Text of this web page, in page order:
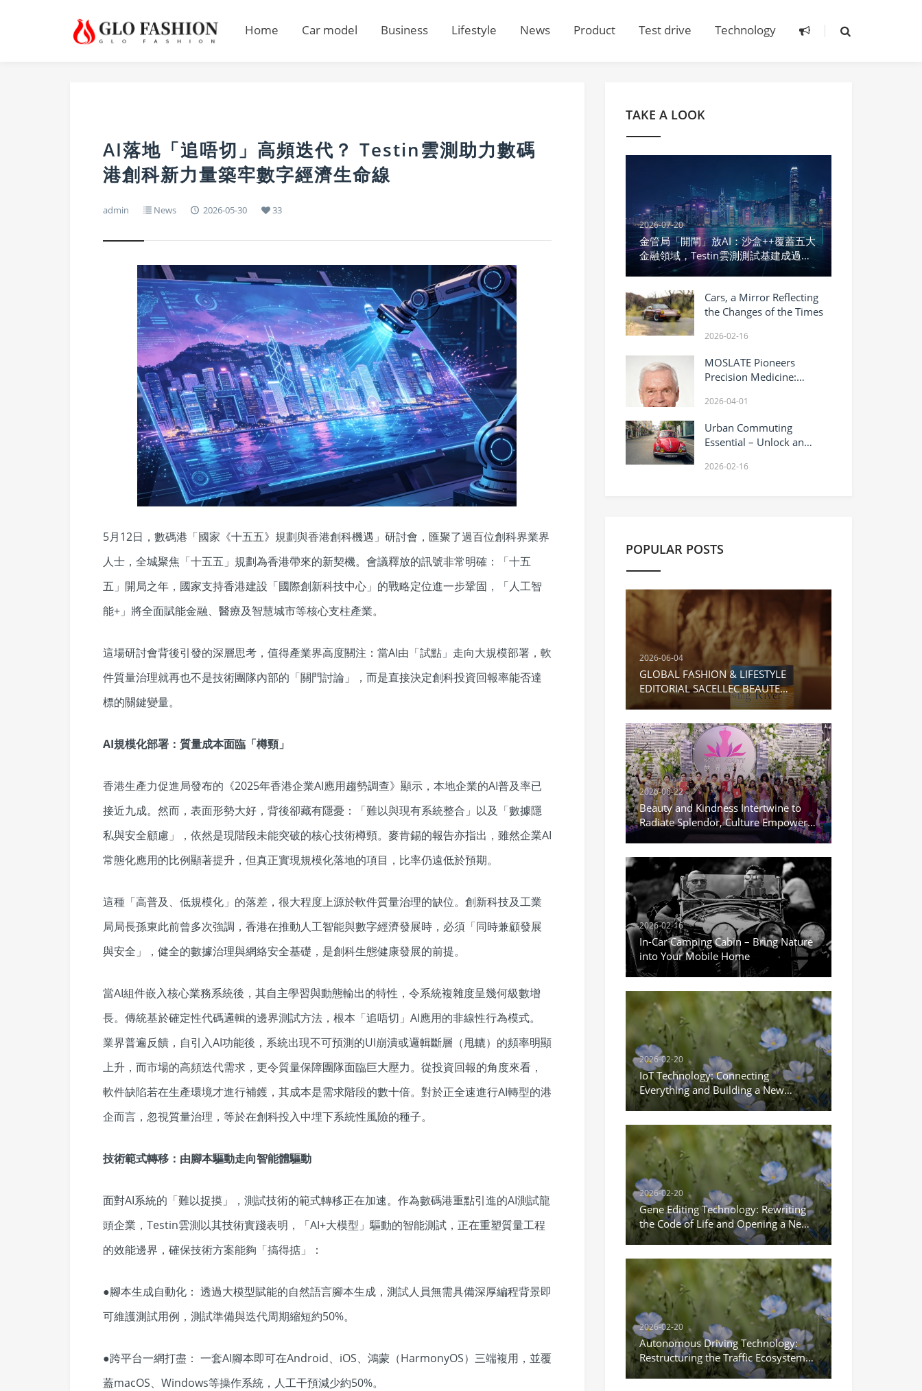
Home Car model Business Lifestyle News Product Test drive Technology
AI落地「追唔切」高頻迭代？ Testin雲測助力數碼
港創科新力量築牢數字經濟生命線
admin News 2026-05-30 33
5月12日，數碼港「國家《十五五》規劃與香港創科機遇」研討會，匯聚了過百位創科界業界
人士，全城聚焦「十五五」規劃為香港帶來的新契機。會議釋放的訊號非常明確：「十五
五」開局之年，國家支持香港建設「國際創新科技中心」的戰略定位進一步鞏固，「人工智
能+」將全面賦能金融、醫療及智慧城市等核心支柱產業。
這場研討會背後引發的深層思考，值得產業界高度關注：當AI由「試點」走向大規模部署，軟
件質量治理就再也不是技術團隊內部的「關門討論」，而是直接決定創科投資回報率能否達
標的關鍵變量。
AI規模化部署：質量成本面臨「樽頸」
香港生產力促進局發布的《2025年香港企業AI應用趨勢調查》顯示，本地企業的AI普及率已
接近九成。然而，表面形勢大好，背後卻藏有隱憂：「難以與現有系統整合」以及「數據隱
私與安全顧慮」，依然是現階段未能突破的核心技術樽頸。麥肯錫的報告亦指出，雖然企業AI
常態化應用的比例顯著提升，但真正實現規模化落地的項目，比率仍遠低於預期。
這種「高普及、低規模化」的落差，很大程度上源於軟件質量治理的缺位。創新科技及工業
局局長孫東此前曾多次強調，香港在推動人工智能與數字經濟發展時，必須「同時兼顧發展
與安全」，健全的數據治理與網絡安全基礎，是創科生態健康發展的前提。
當AI組件嵌入核心業務系統後，其自主學習與動態輸出的特性，令系統複雜度呈幾何級數增
長。傳統基於確定性代碼邏輯的邊界測試方法，根本「追唔切」AI應用的非線性行為模式。
業界普遍反饋，自引入AI功能後，系統出現不可預測的UI崩潰或邏輯斷層（甩轆）的頻率明顯
上升，而市場的高頻迭代需求，更令質量保障團隊面臨巨大壓力。從投資回報的角度來看，
軟件缺陷若在生產環境才進行補鑊，其成本是需求階段的數十倍。對於正全速進行AI轉型的港
企而言，忽視質量治理，等於在創科投入中埋下系統性風險的種子。
技術範式轉移：由腳本驅動走向智能體驅動
面對AI系統的「難以捉摸」，測試技術的範式轉移正在加速。作為數碼港重點引進的AI測試龍
頭企業，Testin雲測以其技術實踐表明，「AI+大模型」驅動的智能測試，正在重塑質量工程
的效能邊界，確保技術方案能夠「搞得掂」：
●腳本生成自動化： 透過大模型賦能的自然語言腳本生成，測試人員無需具備深厚編程背景即
可維護測試用例，測試準備與迭代周期縮短約50%。
●跨平台一網打盡： 一套AI腳本即可在Android、iOS、鴻蒙（HarmonyOS）三端複用，並覆
蓋macOS、Windows等操作系統，人工干預減少約50%。
TAKE A LOOK
2026-07-20
金管局「開閘」放AI：沙盒++覆蓋五大
金融領域，Testin雲測測試基建成過關
硬指標
Cars, a Mirror Reflecting
the Changes of the Times
2026-02-16
MOSLATE Pioneers
Precision Medicine:
Pharmacology and the
2026-04-01
Urban Commuting
Essential – Unlock an
2026-02-16
POPULAR POSTS
2026-06-04
GLOBAL FASHION & LIFESTYLE
EDITORIAL SACELLEC BEAUTE
Moisturizing Repair Cream
2026-06-22
Beauty and Kindness Intertwine to
Radiate Splendor, Culture Empowers
a New Journey
2026-02-16
In-Car Camping Cabin – Bring Nature
into Your Mobile Home
2026-02-20
IoT Technology: Connecting
Everything and Building a New
Ecosystem of Intelligent Life
2026-02-20
Gene Editing Technology: Rewriting
the Code of Life and Opening a New
Era of Precision Medicine
2026-02-20
Autonomous Driving Technology:
Restructuring the Traffic Ecosystem
and Striding Towards the New Era of